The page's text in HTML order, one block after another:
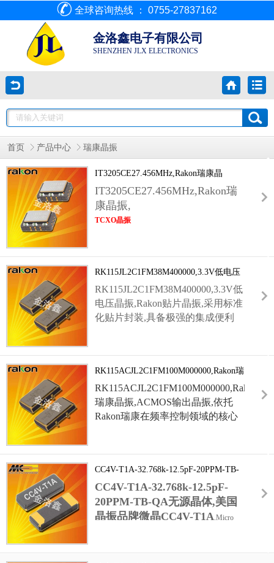
全球咨询热线 ： 0755-27837162
金洛鑫电子有限公司
SHENZHEN JLX ELECTRONICS
首页 产品中心 瑞康晶振
IT3205CE27.456MHz,Rakon瑞康晶
振,TCXO晶振
IT3205CE27.456MHz,Rakon瑞
康晶振,
TCXO晶振
无源晶振与普通有源振荡器.标称27.456MHz标
准射频频点,适配无线数传,专网电台,卫星定位
模组射频锁相环路,输出削峰正弦波,供电兼容
3.3V主流电路,相位噪声性能优异,1kHz偏移噪
RK115JL2C1FM38M400000,3.3V低电压
晶振,Rakon贴片晶振
RK115JL2C1FM38M400000,3.3V低
电压晶振,Rakon贴片晶振,采用标准
化贴片封装,具备极强的集成便利
动化SMT(表面贴装技术)生产线,可大幅提升生
产效率,降低人工成本,且贴片设计占用PCB板
空间极小,能满足高密度电路布局需求,助力终
端设备向小型化,轻薄化方向发展,此外,贴片封
RK115ACJL2C1FM100M000000,Rakon瑞
康晶振,ACMOS输出晶振
RK115ACJL2C1FM100M000000,Rakon
瑞康晶振,ACMOS输出晶振,依托
Rakon瑞康在频率控制领域的核心
境下的设备运行需求,老化率表现优
异,年频率漂移量远低于行业平均水
平,保障设备长期运行的精度一致
性,此外,产品支持低功耗运行,静态
CC4V-T1A-32.768k-12.5pF-20PPM-TB-
QA无源晶体,美国晶振品牌微晶CC4V-
T1A
CC4V-T1A-32.768k-12.5pF-
20PPM-TB-QA无源晶体,美国
晶振品牌微晶CC4V-T1A,Micro